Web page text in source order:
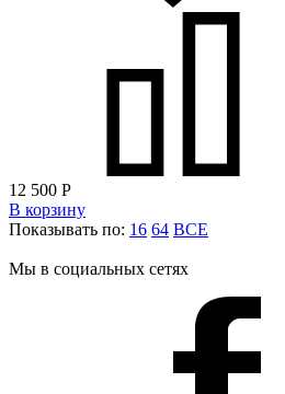
12 500 Р
В корзину
Показывать по: 16 64 ВСЕ
Мы в социальных сетях